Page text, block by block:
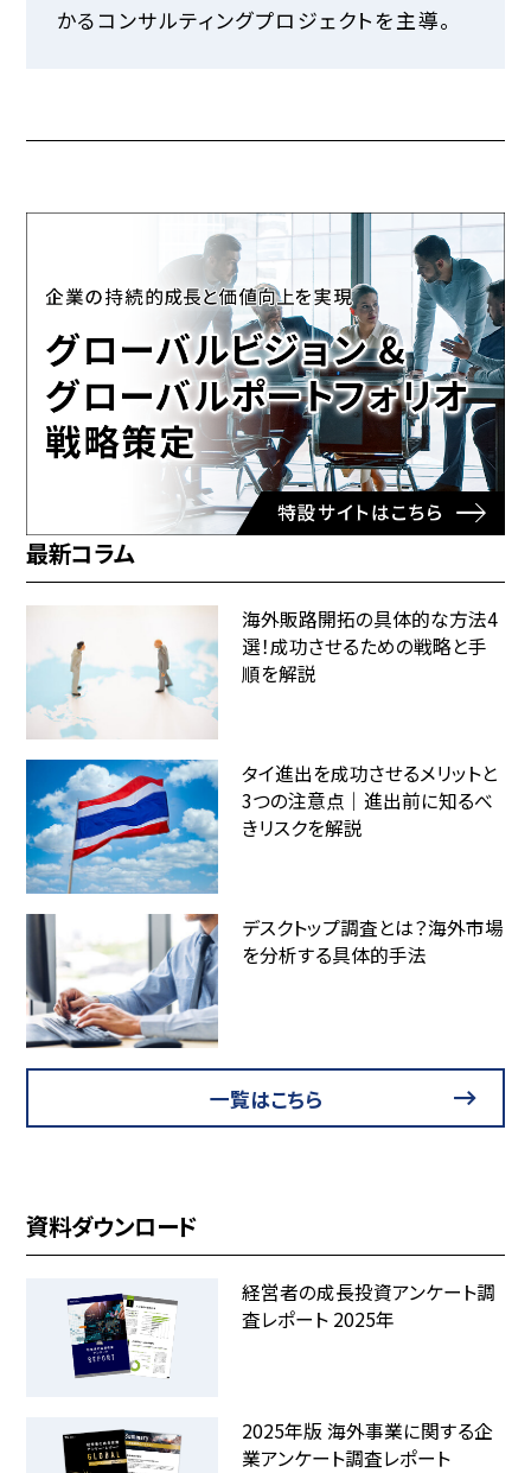
かるコンサルティングプロジェクトを主導。
最新コラム
海外販路開拓の具体的な方法4
選！成功させるための戦略と手
順を解説
タイ進出を成功させるメリットと
3つの注意点｜進出前に知るべ
きリスクを解説
デスクトップ調査とは？海外市場
を分析する具体的手法
一覧はこちら
資料ダウンロード
経営者の成長投資アンケート調
査レポート 2025年
2025年版 海外事業に関する企
業アンケート調査レポート